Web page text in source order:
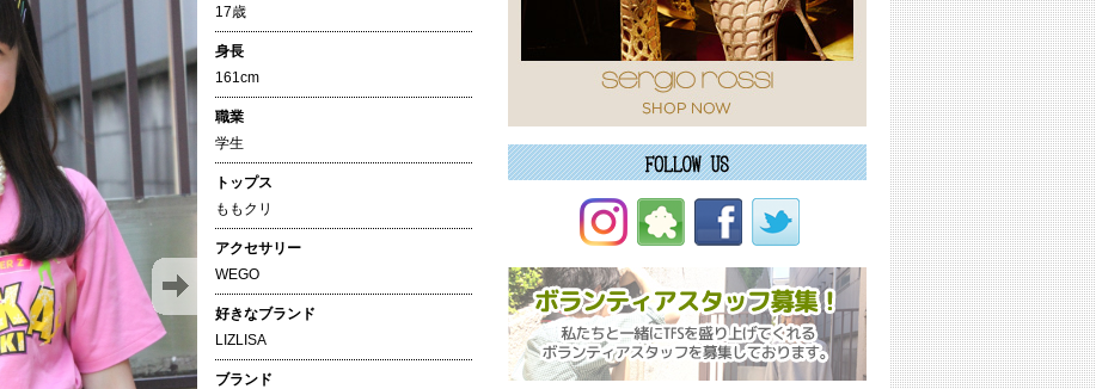
17歳
身長
161cm
職業
学生
トップス
ももクリ
アクセサリー
WEGO
好きなブランド
LIZLISA
ブランド